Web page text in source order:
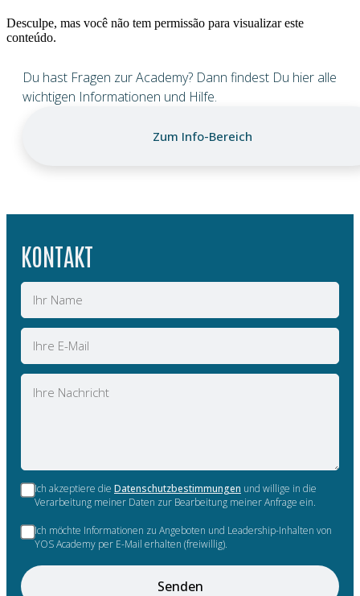
Desculpe, mas você não tem permissão para visualizar este
conteúdo.
Du hast Fragen zur Academy? Dann findest Du hier alle
wichtigen Informationen und Hilfe.
Zum Info-Bereich
KONTAKT
Name
E-
Mail
Nachricht
Ich akzeptiere die Datenschutzbestimmungen und willige in die
Verarbeitung meiner Daten zur Bearbeitung meiner Anfrage ein.
Ich möchte Informationen zu Angeboten und Leadership-Inhalten von
YOS Academy per E-Mail erhalten (freiwillig).
Senden